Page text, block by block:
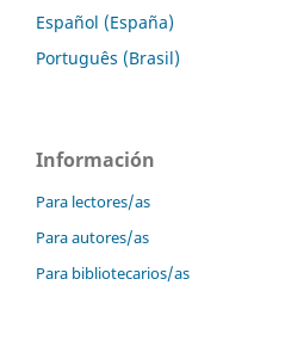
Español (España)
Português (Brasil)
Información
Para lectores/as
Para autores/as
Para bibliotecarios/as